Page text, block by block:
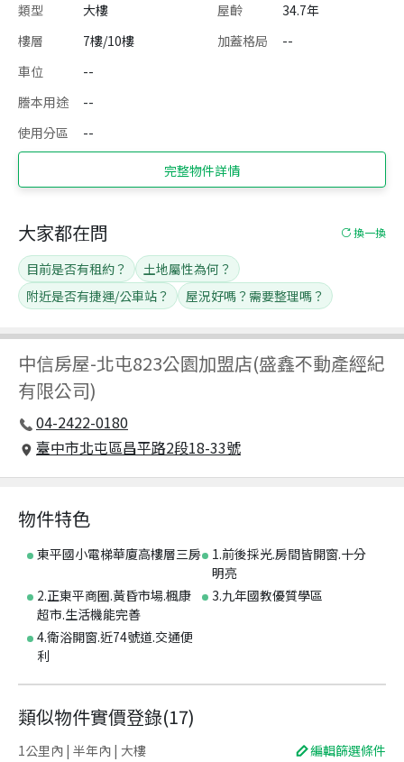
類型 大樓 屋齡
34.7年
樓層
7樓/10樓 加蓋格局
--
車位
--
謄本用途
--
使用分區
--
完整物件詳情
中信房屋-北屯823公園加盟店(盛鑫不動產經紀
有限公司)
04-2422-0180
臺中市北屯區昌平路2段18-33號
大家都在問 換一換
目前是否有租約？
土地屬性為何？
附近是否有捷運/公車站？
屋況好嗎？需要整理嗎？
物件特色
東平國小電梯華廈高樓層三房
1.前後採光.房間皆開窗.十分
明亮
2.正東平商圈.黃昏市場.楓康
超市.生活機能完善
3.九年國教優質學區
4.衛浴開窗.近74號道.交通便
利
類似物件實價登錄(17)
1公里內 | 半年內 | 大樓 編輯篩選條件